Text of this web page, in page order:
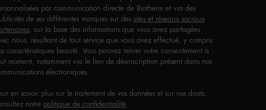
par communication directe de Biotherm et via des
de ses différentes marques sur des sites et réseaux sociaux
, sur la base des informations que vous avez partagées
nous, résultant de tout service que vous avez effectué, y compris
caractéristiques beauté. Vous pouvez retirer votre consentement à
moment, notamment via le lien de désinscription présent dans nos
électroniques.
en savoir plus sur le traitement de vos données et sur vos droits,
notre politique de confidentialité